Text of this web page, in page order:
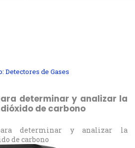
Detectores de Gases
determinar y analizar la
de carbono
determinar y analizar la
de carbono